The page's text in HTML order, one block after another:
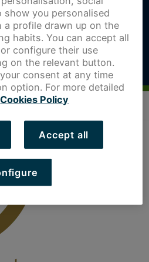
you personalised
a profile drawn up on the
habits. You can accept all
configure their use
on the relevant button.
consent at any time
option. For more detailed
Cookies Policy
Accept all